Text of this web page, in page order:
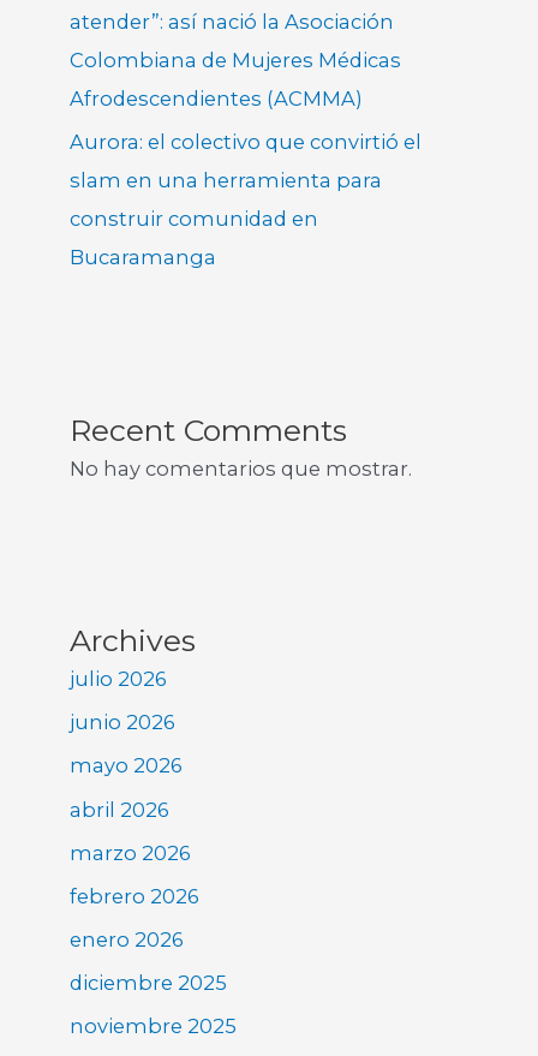
atender”: así nació la Asociación
Colombiana de Mujeres Médicas
Afrodescendientes (ACMMA)
Aurora: el colectivo que convirtió el
slam en una herramienta para
construir comunidad en
Bucaramanga
Recent Comments
No hay comentarios que mostrar.
Archives
julio 2026
junio 2026
mayo 2026
abril 2026
marzo 2026
febrero 2026
enero 2026
diciembre 2025
noviembre 2025